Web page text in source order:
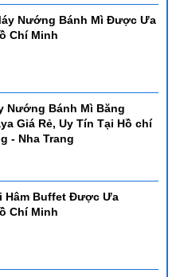
Nướng Bánh Mì Được Ưa
Chí Minh
Nướng Bánh Mì Băng
Giá Rẻ, Uy Tín Tại Hồ chí
- Nha Trang
Hâm Buffet Được Ưa
Chí Minh